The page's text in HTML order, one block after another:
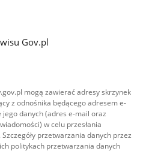
Gov.pl
mogą zawierać adresy skrzynek
z odnośnika będącego adresem e-
danych (adres e-mail oraz
w celu przesłania
przetwarzania danych przez
politykach przetwarzania danych